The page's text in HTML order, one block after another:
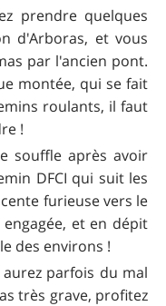
prendre quelques
d'Arboras, et vous
par l'ancien pont.
montée, qui se fait
roulants, il faut
!
souffle après avoir
DFCI qui suit les
furieuse vers le
et en dépit
des environs !
parfois du mal
très grave, profitez